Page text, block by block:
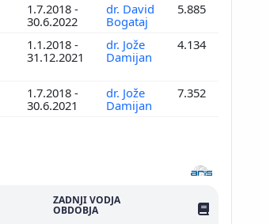
1.7.2018 -
30.6.2022
dr. David
Bogataj
5.885
1.1.2018 -
31.12.2021
dr. Jože
Damijan
4.134
1.7.2018 -
30.6.2021
dr. Jože
Damijan
7.352
ZADNJI VODJA
OBDOBJA ŠTEV.